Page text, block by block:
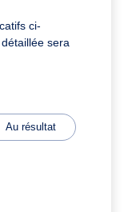
ci-
sera
Au résultat